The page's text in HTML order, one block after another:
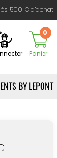
500 € d’achat
Panier
0
BY LEPONT